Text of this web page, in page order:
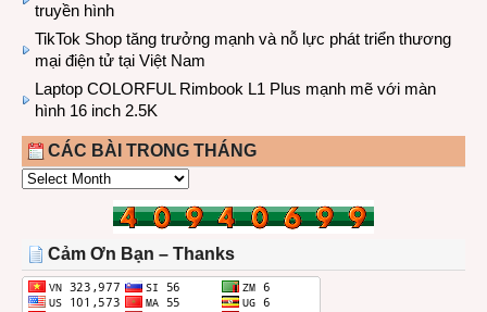
truyền hình
TikTok Shop tăng trưởng mạnh và nỗ lực phát triển thương
mại điện tử tại Việt Nam
Laptop COLORFUL Rimbook L1 Plus mạnh mẽ với màn
hình 16 inch 2.5K
CÁC BÀI TRONG THÁNG
CÁC
THÁNG
Cảm Ơn Bạn – Thanks